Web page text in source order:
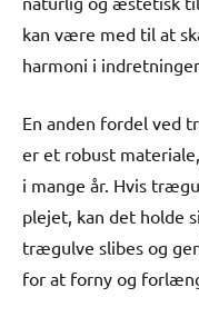
kan være med til at
harmoni i
En anden fordel ved
er et robust
i mange år. Hvis
plejet, kan det holde
trægulve slibes og
for at forny og